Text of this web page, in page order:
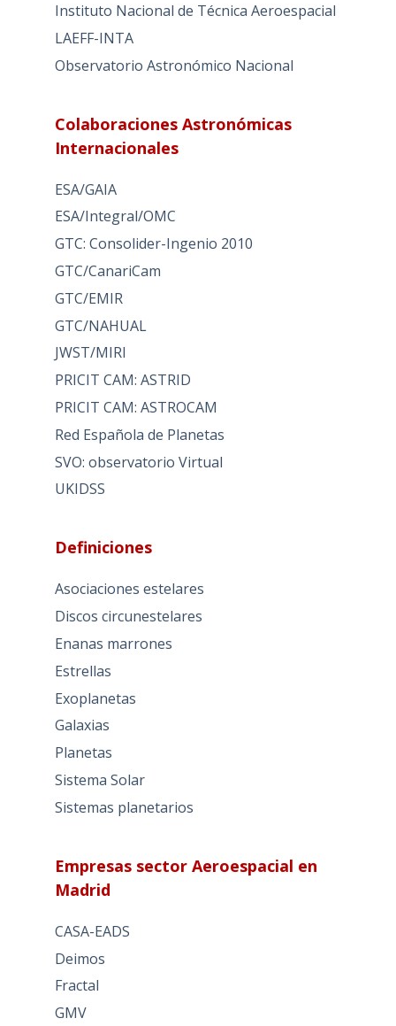
Instituto Nacional de Técnica Aeroespacial
LAEFF-INTA
Observatorio Astronómico Nacional
Colaboraciones Astronómicas
Internacionales
ESA/GAIA
ESA/Integral/OMC
GTC: Consolider-Ingenio 2010
GTC/CanariCam
GTC/EMIR
GTC/NAHUAL
JWST/MIRI
PRICIT CAM: ASTRID
PRICIT CAM: ASTROCAM
Red Española de Planetas
SVO: observatorio Virtual
UKIDSS
Definiciones
Asociaciones estelares
Discos circunestelares
Enanas marrones
Estrellas
Exoplanetas
Galaxias
Planetas
Sistema Solar
Sistemas planetarios
Empresas sector Aeroespacial en
Madrid
CASA-EADS
Deimos
Fractal
GMV